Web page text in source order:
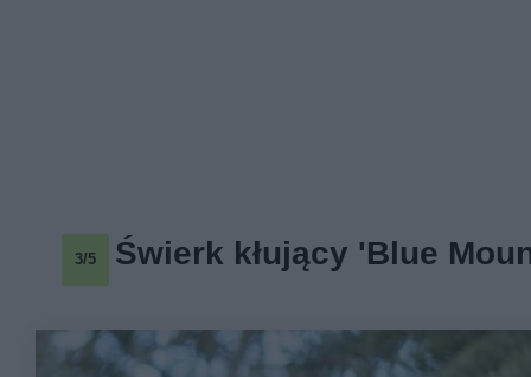
3/5 Świerk kłujący 'Blue